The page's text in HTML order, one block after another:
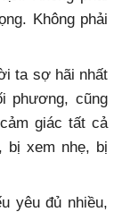
Không phải
ta sợ hãi nhất
phương, cũng
giác tất cả
bị xem nhẹ, bị
yêu đủ nhiều,